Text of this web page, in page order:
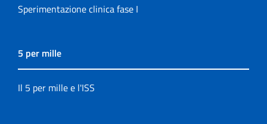
Sperimentazione clinica fase I
5 per mille
Il 5 per mille e l'ISS